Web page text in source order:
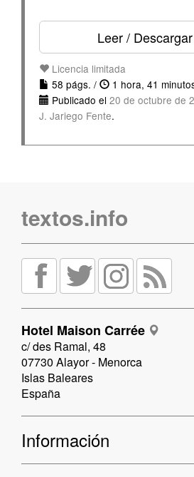
Leer /
Licencia limitada
58 págs. /
1 hora, 41
Publicado el 20 de octubre de
J. Jariego Fente.
textos.info
Hotel Maison Carrée
c/ des Ramal, 48
07730 Alayor - Menorca
Islas Baleares
España
Información